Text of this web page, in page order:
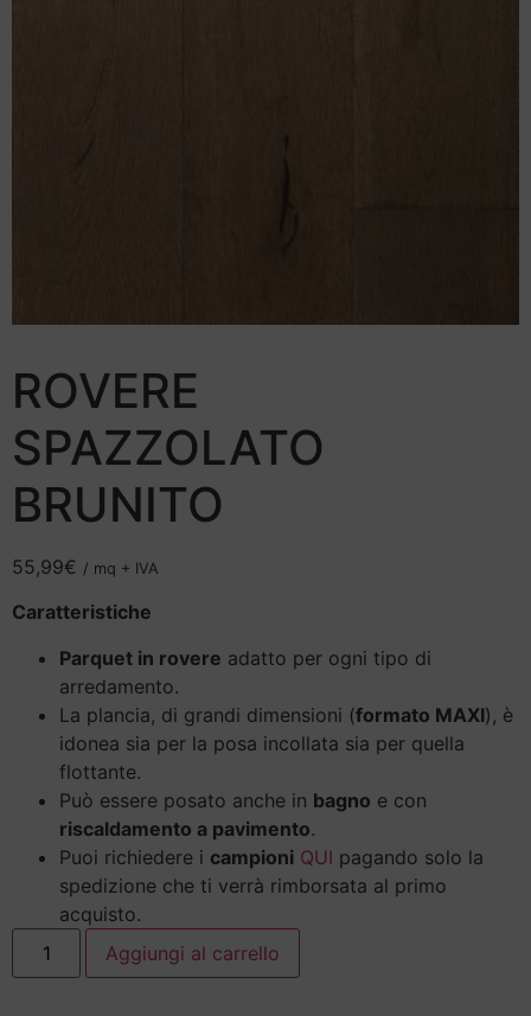
ROVERE
SPAZZOLATO
BRUNITO
55,99€ / mq + IVA
Caratteristiche
Parquet in rovere adatto per ogni tipo di
arredamento.
La plancia, di grandi dimensioni (formato MAXI), è
idonea sia per la posa incollata sia per quella
flottante.
Può essere posato anche in bagno e con
riscaldamento a pavimento.
Puoi richiedere i campioni QUI pagando solo la
spedizione che ti verrà rimborsata al primo
acquisto.
Aggiungi al carrello